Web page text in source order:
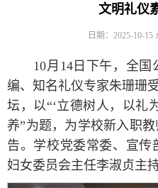
文明礼仪
日期：2025-10-15
10月14日下午，全
编、知名礼仪专家朱珊珊
坛，以“‘立德树人，以礼
养”为题，为学校新入职
告。学校党委常委、宣传
妇女委员会主任李淑贞主